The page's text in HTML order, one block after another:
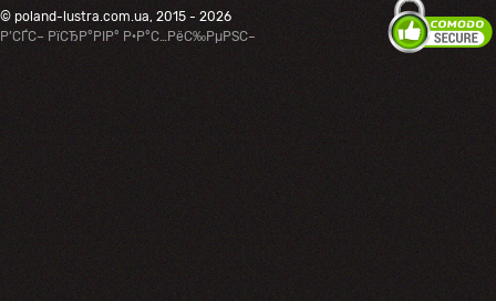
© poland-lustra.com.ua, 2015 - 2026
Р’СЃС– РїСЂР°РІР° Р·Р°С…РёС‰РµРЅС–